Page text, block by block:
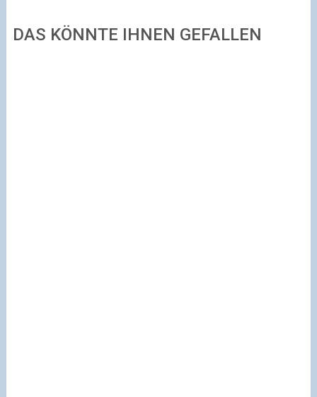
DAS KÖNNTE IHNEN GEFALLEN